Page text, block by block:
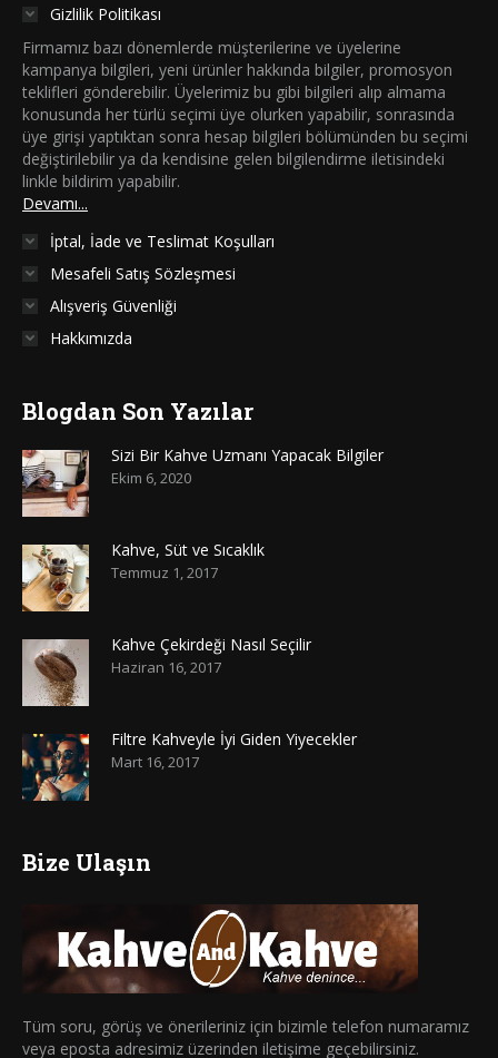
Gizlilik Politikası
Firmamız bazı dönemlerde müşterilerine ve üyelerine
kampanya bilgileri, yeni ürünler hakkında bilgiler, promosyon
teklifleri gönderebilir. Üyelerimiz bu gibi bilgileri alıp almama
konusunda her türlü seçimi üye olurken yapabilir, sonrasında
üye girişi yaptıktan sonra hesap bilgileri bölümünden bu seçimi
değiştirilebilir ya da kendisine gelen bilgilendirme iletisindeki
linkle bildirim yapabilir.
Devamı...
İptal, İade ve Teslimat Koşulları
Mesafeli Satış Sözleşmesi
Alışveriş Güvenliği
Hakkımızda
Blogdan Son Yazılar
Sizi Bir Kahve Uzmanı Yapacak Bilgiler
Ekim 6, 2020
Kahve, Süt ve Sıcaklık
Temmuz 1, 2017
Kahve Çekirdeği Nasıl Seçilir
Haziran 16, 2017
Filtre Kahveyle İyi Giden Yiyecekler
Mart 16, 2017
Bize Ulaşın
Tüm soru, görüş ve önerileriniz için bizimle telefon numaramız
veya eposta adresimiz üzerinden iletişime geçebilirsiniz.